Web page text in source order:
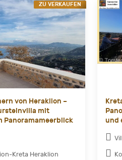
von Heraklion –
mit
Panoramameerblick
Kreta Heraklion
ZU VERKAUFEN
und